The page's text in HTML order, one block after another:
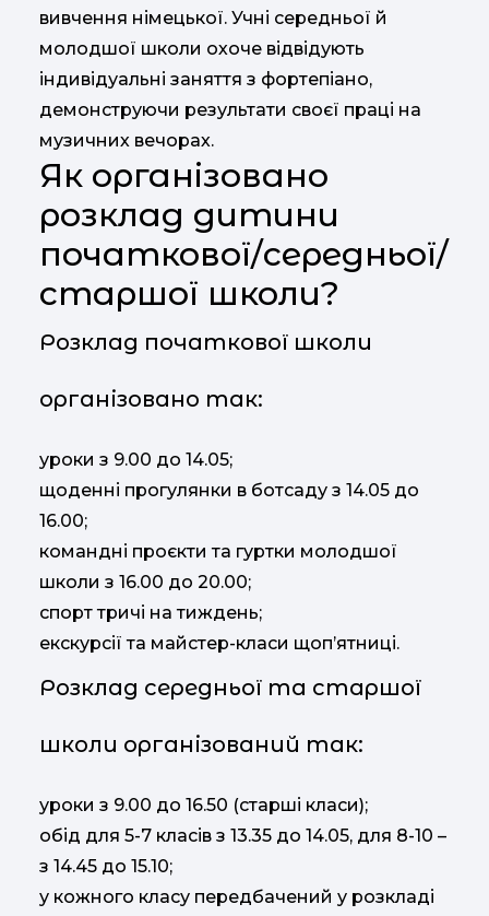
вивчення німецької. Учні середньої й
молодшої школи охоче відвідують
індивідуальні заняття з фортепіано,
демонструючи результати своєї праці на
музичних вечорах.
Як організовано
розклад дитини
початкової/середньої/
старшої школи?
Розклад початкової школи
організовано так:
уроки з 9.00 до 14.05;
щоденні прогулянки в ботсаду з 14.05 до
16.00;
командні проєкти та гуртки молодшої
школи з 16.00 до 20.00;
спорт тричі на тиждень;
екскурсії та майстер-класи щоп’ятниці.
Розклад середньої та старшої
школи організований так:
уроки з 9.00 до 16.50 (старші класи);
обід для 5-7 класів з 13.35 до 14.05, для 8-10 –
з 14.45 до 15.10;
у кожного класу передбачений у розкладі